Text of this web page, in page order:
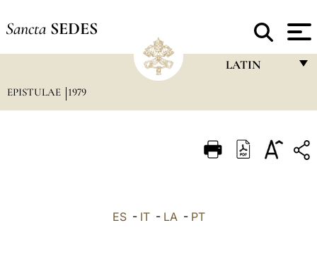
Sancta SEDES
LATIN
ITALIANO
EPISTULAE 1979
ES- IT- LA- PT